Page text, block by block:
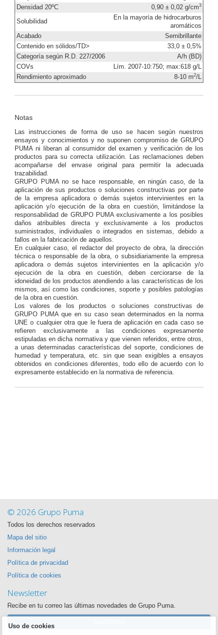
Densidad 20ºC
0,90 ± 0,02 g/cm3
Solubilidad
En la mayoría de hidrocarburos
aromáticos
Acabado
Semibrillante
Contenido en sólidos/TD>
33,0 ± 0,5%
Categoría según R.D. 227/2006
A/h (BD)
COVs
Lím. 2007-10:750; max:618 g/L
Rendimiento aproximado
8-10 m2/L
Notas
Las instrucciones de forma de uso se hacen según nuestros
ensayos y conocimientos y no suponen compromiso de GRUPO
PUMA ni liberan al consumidor del examen y verificación de los
productos para su correcta utilización. Las reclamaciones deben
acompañarse del envase original para permitir la adecuada
trazabilidad.
GRUPO PUMA no se hace responsable, en ningún caso, de la
aplicación de sus productos o soluciones constructivas por parte
de la empresa aplicadora o demás sujetos intervinientes en la
aplicación y/o ejecución de la obra en cuestión, limitándose la
responsabilidad de GRUPO PUMA exclusivamente a los posibles
daños atribuibles directa y exclusivamente a los productos
suministrados, individuales o integrados en sistemas, debido a
fallos en la fabricación de aquellos.
En cualquier caso, el redactor del proyecto de obra, la dirección
técnica o responsable de la obra, o subsidiariamente la empresa
aplicadora o demás sujetos intervinientes en la aplicación y/o
ejecución de la obra en cuestión, deben cerciorarse de la
idoneidad de los productos atendiendo a las características de los
mismos, así como las condiciones, soporte y posibles patologías
de la obra en cuestión.
Los valores de los productos o soluciones constructivas de
GRUPO PUMA que en su caso sean determinados en la norma
UNE o cualquier otra que le fuera de aplicación en cada caso se
refieren exclusivamente a las condiciones expresamente
estipuladas en dicha normativa y que vienen referidos, entre otros,
a unas determinadas características del soporte, condiciones de
humedad y temperatura, etc. sin que sean exigibles a ensayos
obtenidos en condiciones diferentes, todo ello de acuerdo con lo
expresamente establecido en la normativa de referencia.
© 2026 Grupo Puma
Todos los derechos reservados
Mapa del sitio
Información legal
Política de privacidad
Política de cookies
Newsletter
Recibe en tu correo las últimas novedades de Grupo Puma.
Uso de cookies